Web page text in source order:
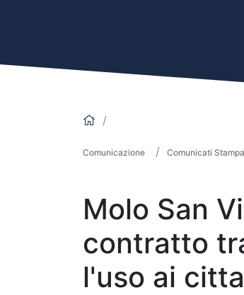
Comunicazione Comunicati Stampa
Molo San
contratto
l'uso ai